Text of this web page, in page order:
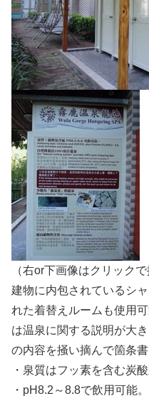
（右or下画像はクリックで
建物に内包されているシ
れた着替えルームも使用
は温泉に関する説明が大
の内容を掻い摘んで箇条
・泉質はフッ素を含む炭酸
・pH8.2～8.8で飲用可能。